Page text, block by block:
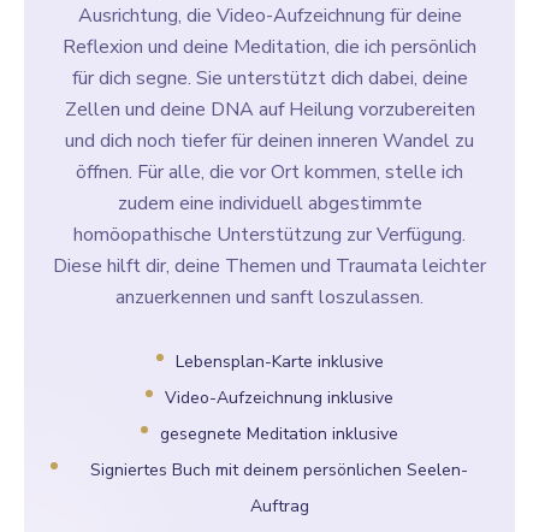
Ausrichtung, die Video-Aufzeichnung für deine
Reflexion und deine Meditation, die ich persönlich
für dich segne. Sie unterstützt dich dabei, deine
Zellen und deine DNA auf Heilung vorzubereiten
und dich noch tiefer für deinen inneren Wandel zu
öffnen. Für alle, die vor Ort kommen, stelle ich
zudem eine individuell abgestimmte
homöopathische Unterstützung zur Verfügung.
Diese hilft dir, deine Themen und Traumata leichter
anzuerkennen und sanft loszulassen.
Lebensplan-Karte inklusive
Video-Aufzeichnung inklusive
gesegnete Meditation inklusive
Signiertes Buch mit deinem persönlichen Seelen-
Auftrag